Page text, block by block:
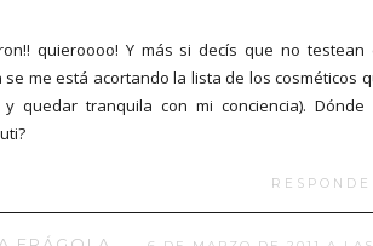
quieroooo! Y más si decís que no testean
se me está acortando la lista de los cosméticos
quedar tranquila con mi conciencia). Dónde